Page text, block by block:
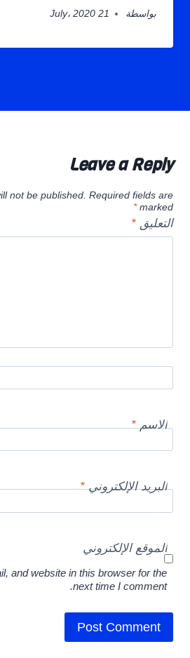
بواسطة 21 July، 2020
Leave a Reply
not be published. Required fields are
marked
*
التعليق *
الاسم*
البريد الإلكتروني*
الموقع الإلكتروني
and website in this browser for the
next time I comment.